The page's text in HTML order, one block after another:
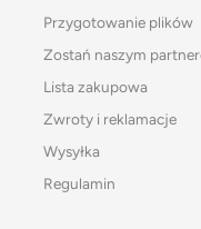
Przygotowanie plików
Zostań naszym
Lista zakupowa
Zwroty i reklamacje
Wysyłka
Regulamin